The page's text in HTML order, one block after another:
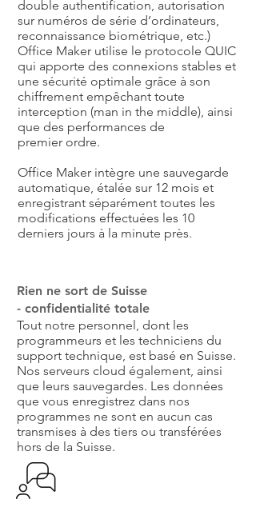
double authentification, autorisation
sur numéros de série d’ordinateurs,
reconnaissance biométrique, etc.)
Office Maker utilise le protocole QUIC
qui apporte des connexions stables et
une sécurité optimale grâce à son
chiffrement empêchant toute
interception (man in the middle), ainsi
que des performances de
premier ordre.
Office Maker intègre une sauvegarde
automatique, étalée sur 12 mois et
enregistrant séparément toutes les
modifications effectuées les 10
derniers jours à la minute près.
Rien ne sort de Suisse
- confidentialité totale
Tout notre personnel, dont les
programmeurs et les techniciens du
support technique, est basé en Suisse.
Nos serveurs cloud également, ainsi
que leurs sauvegardes. Les données
que vous enregistrez dans nos
programmes ne sont en aucun cas
transmises à des tiers ou transférées
hors de la Suisse.